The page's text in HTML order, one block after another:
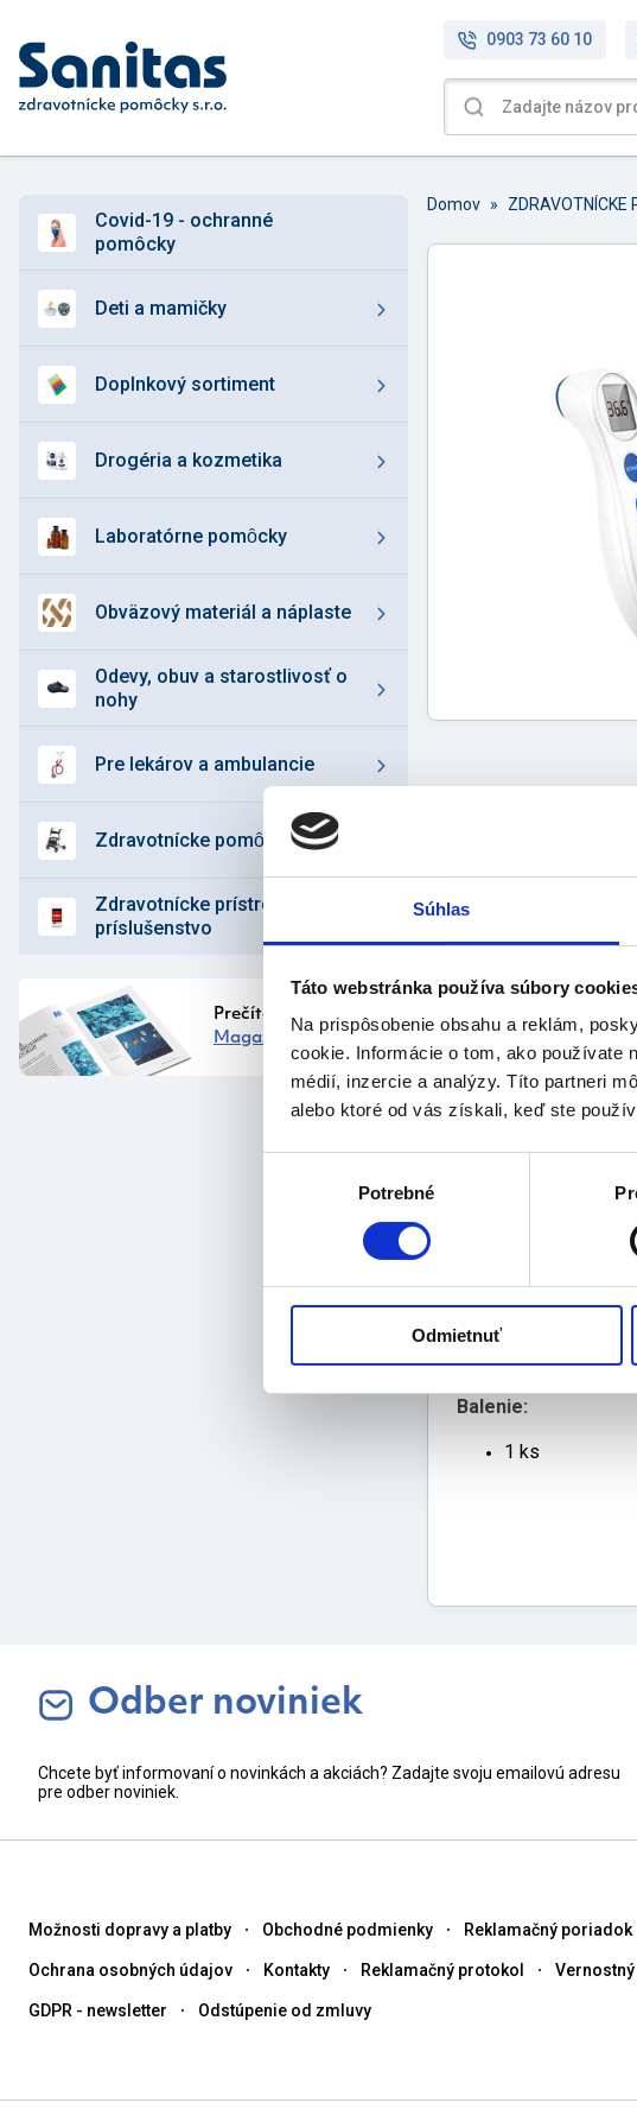
Súhlas
Táto webstránka používa súbory
Na prispôsobenie obsahu a reklám,
cookie. Informácie o tom, ako používate
médií, inzercie a analýzy. Títo partneri
alebo ktoré od vás získali, keď ste
Potrebné
Odmietnuť
0903 73 60 10
covid-19 - ochranné
pomôcky
deti a mamičky
doplnkový sortiment
drogéria a kozmetika
laboratórne pomȏcky
obväzový materiál a náplaste
odevy, obuv a starostlivosť o
nohy
pre lekárov a ambulancie
zdravotnícke pomȏcky
zdravotnícke prístroje a
príslušenstvo
Prečítajte si náš
Magazín
Domov »
Popis
produktu
Vlastnosti:
nevyžaduje sa
môže merať
teplomer
Vitammy
je to prístroj
prevedie
infračervený
pri správnom
Balenie:
1 ks
Odber noviniek
Chcete byť informovaní o novinkách a akciách? Zadajte svoju emailovú adresu
pre odber noviniek.
Možnosti dopravy a platby Obchodné podmienky Reklamačný poriadok
Ochrana osobných údajov Kontakty Reklamačný protokol
GDPR - newsletter Odstúpenie od zmluvy